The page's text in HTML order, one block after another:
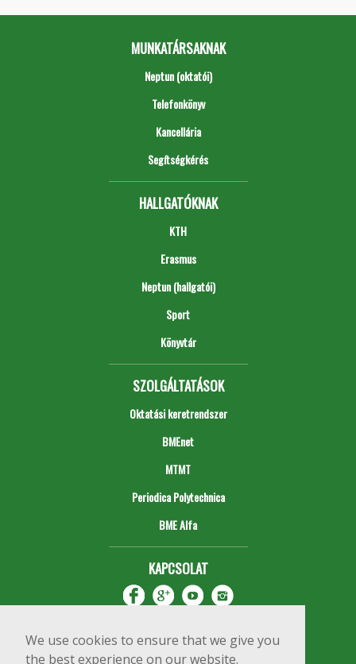
We use cookies to ensure that we give you
the best experience on our website.
MUNKATÁRSAKNAK
Neptun (oktatói)
Telefonkönyv
Kancellária
Segítségkérés
HALLGATÓKNAK
KTH
Erasmus
Neptun (hallgatói)
Sport
Könyvtár
SZOLGÁLTATÁSOK
Oktatási keretrendszer
BMEnet
MTMT
Periodica Polytechnica
BME Alfa
KAPCSOLAT